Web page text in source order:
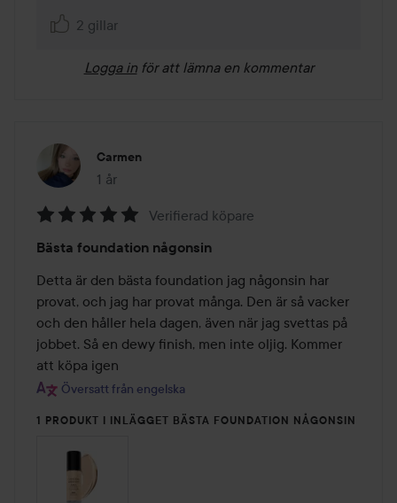
2 gillar
Logga in för att lämna en kommentar
Carmen
1 år
Inlägget skapades 1 år
5
av
5
Verifierad köpare
Bästa foundation någonsin
Detta är den bästa foundation jag någonsin har
provat, och jag har provat många. Den är så vacker
och den håller hela dagen, även när jag svettas på
jobbet. Så en dewy finish, men inte oljig. Kommer
att köpa igen
Översatt från engelska
1 PRODUKT I INLÄGGET BÄSTA FOUNDATION NÅGONSIN